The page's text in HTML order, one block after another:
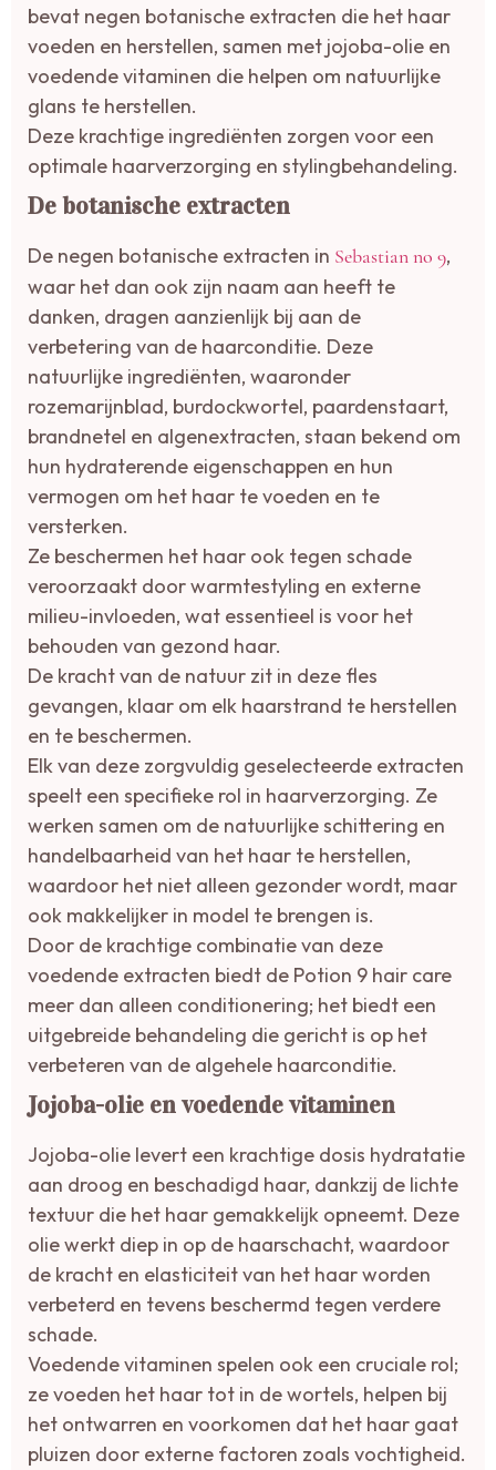
bevat negen botanische extracten die het haar
voeden en herstellen, samen met jojoba-olie en
voedende vitaminen die helpen om natuurlijke
glans te herstellen.
Deze krachtige ingrediënten zorgen voor een
optimale haarverzorging en stylingbehandeling.
De botanische extracten
De negen botanische extracten in Sebastian no 9,
waar het dan ook zijn naam aan heeft te
danken, dragen aanzienlijk bij aan de
verbetering van de haarconditie. Deze
natuurlijke ingrediënten, waaronder
rozemarijnblad, burdockwortel, paardenstaart,
brandnetel en algenextracten, staan bekend om
hun hydraterende eigenschappen en hun
vermogen om het haar te voeden en te
versterken.
Ze beschermen het haar ook tegen schade
veroorzaakt door warmtestyling en externe
milieu-invloeden, wat essentieel is voor het
behouden van gezond haar.
De kracht van de natuur zit in deze fles
gevangen, klaar om elk haarstrand te herstellen
en te beschermen.
Elk van deze zorgvuldig geselecteerde extracten
speelt een specifieke rol in haarverzorging. Ze
werken samen om de natuurlijke schittering en
handelbaarheid van het haar te herstellen,
waardoor het niet alleen gezonder wordt, maar
ook makkelijker in model te brengen is.
Door de krachtige combinatie van deze
voedende extracten biedt de Potion 9 hair care
meer dan alleen conditionering; het biedt een
uitgebreide behandeling die gericht is op het
verbeteren van de algehele haarconditie.
Jojoba-olie en voedende vitaminen
Jojoba-olie levert een krachtige dosis hydratatie
aan droog en beschadigd haar, dankzij de lichte
textuur die het haar gemakkelijk opneemt. Deze
olie werkt diep in op de haarschacht, waardoor
de kracht en elasticiteit van het haar worden
verbeterd en tevens beschermd tegen verdere
schade.
Voedende vitaminen spelen ook een cruciale rol;
ze voeden het haar tot in de wortels, helpen bij
het ontwarren en voorkomen dat het haar gaat
pluizen door externe factoren zoals vochtigheid.